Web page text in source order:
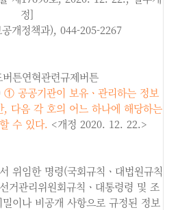
정]
개정책과), 044-205-2267
튼연혁관련규제버튼
① 공공기관이 보유ㆍ관리하는 정보
, 다음 각 호의 어느 하나에 해당하는
수 있다. <개정 2020. 12. 22.>
위임한 명령(국회규칙ㆍ대법원규칙
거관리위원회규칙ㆍ대통령령 및 조
이나 비공개 사항으로 규정된 정보